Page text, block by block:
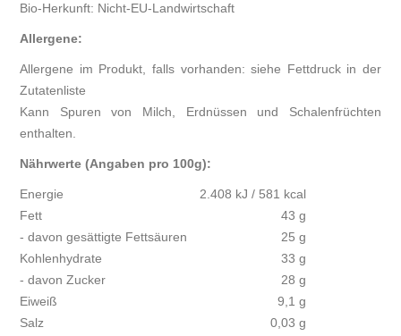
Bio-Herkunft: Nicht-EU-Landwirtschaft
Allergene:
Allergene im Produkt, falls vorhanden: siehe Fettdruck in der
Zutatenliste
Kann Spuren von Milch, Erdnüssen und Schalenfrüchten
enthalten.
Nährwerte (Angaben pro 100g):
Energie
2.408 kJ / 581 kcal
Fett
43 g
- davon gesättigte Fettsäuren
25 g
Kohlenhydrate
33 g
- davon Zucker
28 g
Eiweiß
9,1 g
Salz
0,03 g